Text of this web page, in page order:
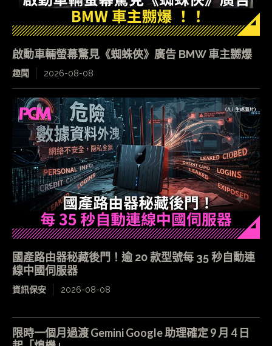
啟動車輛螢幕驚見《蜘蛛俠》廣告 BMW 車主嬲爆
趣聞 2026-08-08
國產路由器秘藏後門！逾 20 款型號每 35 秒自動連
線中國伺服器
資訊保安 2026-08-08
限時一個月過渡 Gemini Google 助理確定 9 月 4 日